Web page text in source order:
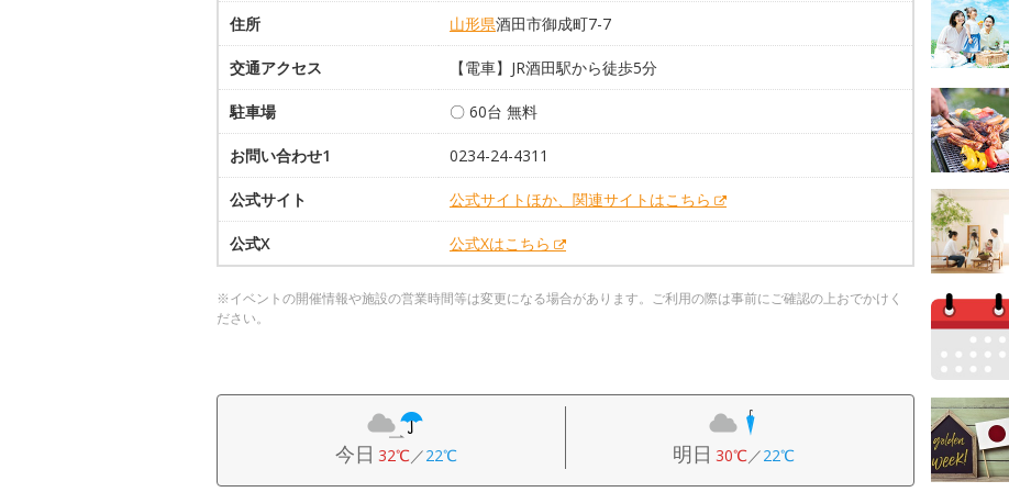
住所 山形県酒田市御成町7-7
交通アクセス 【電車】JR酒田駅から徒歩5分
駐車場 〇 60台 無料
お問い合わせ1 0234-24-4311
公式サイト 公式サイトほか、関連サイトはこちら
公式X 公式Xはこちら
※イベントの開催情報や施設の営業時間等は変更になる場合があります。ご利用の際は事前にご確認の上おでかけく
ださい。
今日 32℃／22℃ 明日 30℃／22℃